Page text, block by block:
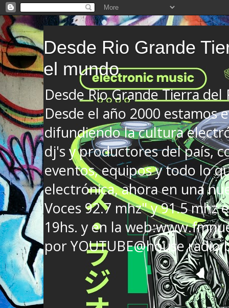
Desde Rio Grande
el mundo
Desde Rio Grande Tierra
Desde el año 2000 estamos
difundiendo la cultura
dj's y productores del país,
eventos, equipos y todo lo
electrónica, ahora en una
Voces 92.7 mhz" y 91.5 mhz
19hs. y en la
por YOUTUBE@house radio